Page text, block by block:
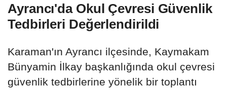
Ayrancı'da Okul Çevresi Güvenlik
Tedbirleri Değerlendirildi
Karaman'ın Ayrancı ilçesinde, Kaymakam
Bünyamin İlkay başkanlığında okul çevresi
güvenlik tedbirlerine yönelik bir toplantı